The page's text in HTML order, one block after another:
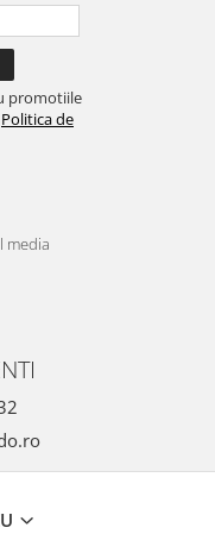
promotiile
Politica de
media